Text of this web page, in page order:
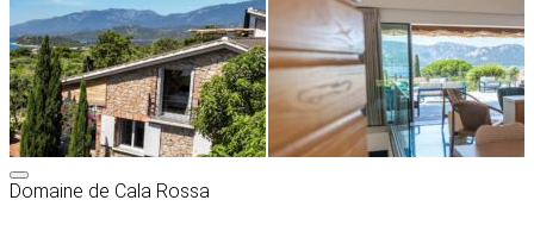
Domaine de Cala Rossa